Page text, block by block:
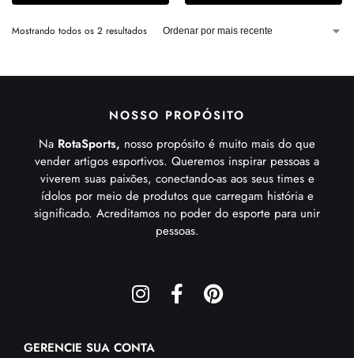
Mostrando todos os 2 resultados
NOSSO PROPÓSITO
Na RotaSports, nosso propósito é muito mais do que
vender artigos esportivos. Queremos inspirar pessoas a
viverem suas paixões, conectando-as aos seus times e
ídolos por meio de produtos que carregam história e
significado. Acreditamos no poder do esporte para unir
pessoas.
GERENCIE SUA CONTA